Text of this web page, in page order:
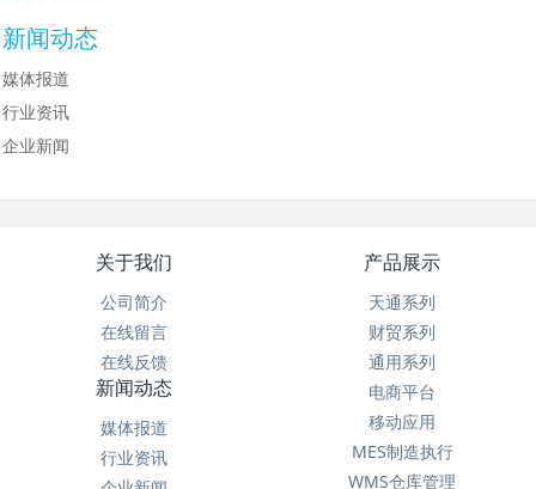
新闻动态
媒体报道
行业资讯
企业新闻
关于我们
公司简介
在线留言
在线反馈
产品展示
天通系列
财贸系列
通用系列
电商平台
移动应用
MES制造执行
WMS仓库管理
新闻动态
媒体报道
行业资讯